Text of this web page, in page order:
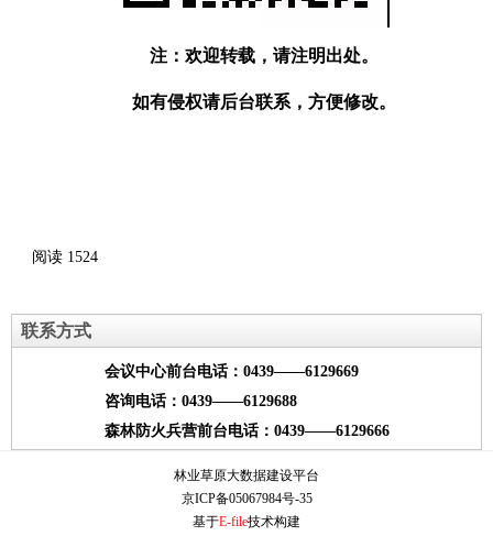
注：欢迎转载，请注明出处。
如有侵权请后台联系，方便修改。
阅读 1524
联系方式
会议中心前台电话：0439——6129669
咨询电话：0439——6129688
森林防火兵营前台电话：0439——6129666
林业草原大数据建设平台
京ICP备05067984号-35
基于E-file技术构建